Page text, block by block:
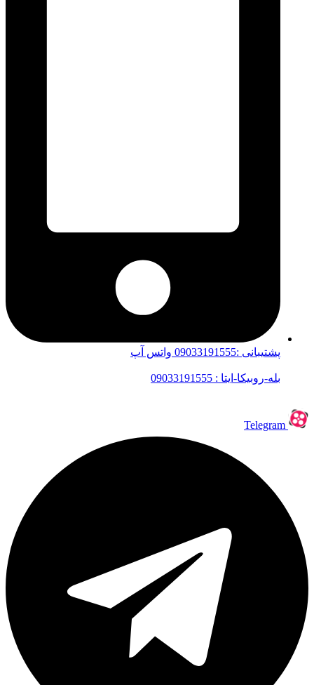
پشتیبانی :09033191555 واتس آپ
بله-روبیکا-ایتا : 09033191555
Telegram